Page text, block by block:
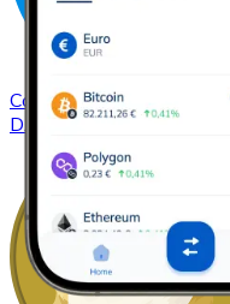
ComprarDash
con
DASH